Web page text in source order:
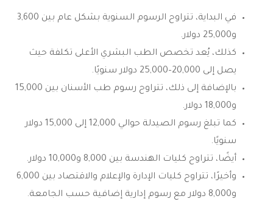
في البداية، تتراوح الرسوم السنوية بشكل عام بين 3,600
و25,000 دولار.
كذلك، يُعد تخصص الطب البشري الأعلى تكلفة حيث
يصل إلى 20,000–25,000 دولار سنويًا.
بالإضافة إلى ذلك، تتراوح رسوم طب الأسنان بين 15,000
و18,000 دولار.
كما تبلغ رسوم الصيدلة حوالي 12,000 إلى 15,000 دولار
سنويًا.
أيضًا، تتراوح كليات الهندسة بين 8,000 و10,000 دولار.
وأخيرًا، تتراوح كليات الإدارة والإعلام والاقتصاد بين 6,000
و8,000 دولار مع رسوم إدارية إضافية حسب الجامعة.